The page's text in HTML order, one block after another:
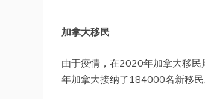
加拿大移民
由于疫情，在2020年加拿大移
年加拿大接纳了184000名新移民